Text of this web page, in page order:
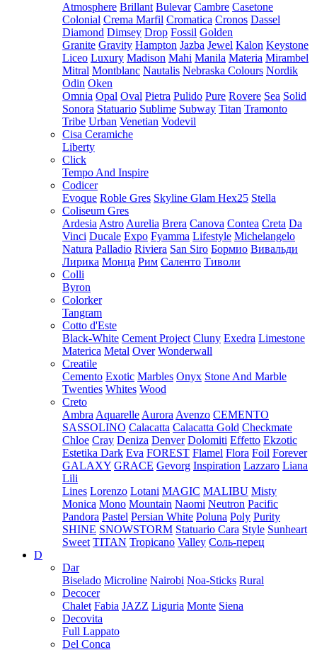
Atmosphere Brillant Bulevar Cambre Casetone
Colonial Crema Marfil Cromatica Cronos Dassel
Diamond Dimsey Drop Fossil Golden
Granite Gravity Hampton Jazba Jewel Kalon Keystone
Liceo Luxury Madison Mahi Manila Materia Mirambel
Mitral Montblanc Nautalis Nebraska Colours Nordik
Odin Oken
Omnia Opal Oval Pietra Pulido Pure Rovere Sea Solid
Sonora Statuario Sublime Subway Titan Tramonto
Tribe Urban Venetian Vodevil
Cisa Ceramiche
Liberty
Click
Tempo And Inspire
Codicer
Evoque Roble Gres Skyline Glam Hex25 Stella
Coliseum Gres
Ardesia Astro Aurelia Brera Canova Contea Creta Da
Vinci Ducale Expo Fyamma Lifestyle Michelangelo
Natura Palladio Riviera San Siro Бормио Вивальди
Лирика Монца Рим Саленто Тиволи
Colli
Byron
Colorker
Tangram
Cotto d'Este
Black-White Cement Project Cluny Exedra Limestone
Materica Metal Over Wonderwall
Creatile
Cemento Exotic Marbles Onyx Stone And Marble
Twenties Whites Wood
Creto
Ambra Aquarelle Aurora Avenzo CEMENTO
SASSOLINO Calacatta Calacatta Gold Checkmate
Chloe Cray Deniza Denver Dolomiti Effetto Ekzotic
Estetika Dark Eva FOREST Flamel Flora Foil Forever
GALAXY GRACE Gevorg Inspiration Lazzaro Liana
Lili
Lines Lorenzo Lotani MAGIC MALIBU Misty
Monica Mono Mountain Naomi Neutron Pacific
Pandora Pastel Persian White Poluna Poly Purity
SHINE SNOWSTORM Statuario Cara Style Sunheart
Sweet TITAN Tropicano Valley Соль-перец
D
Dar
Biselado Microline Nairobi Noa-Sticks Rural
Decocer
Chalet Fabia JAZZ Liguria Monte Siena
Decovita
Full Lappato
Del Conca